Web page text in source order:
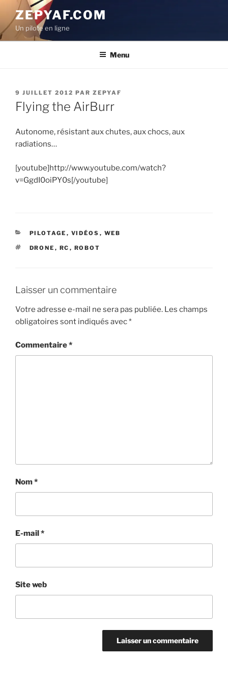
contenu
principal
ZEPYAF.COM
Un pilote en ligne
Menu
PUBLIÉ
LE
9 JUILLET 2012 PAR ZEPYAF
Flying the AirBurr
Autonome, résistant aux chutes, aux chocs, aux
radiations…
[youtube]http://www.youtube.com/watch?
v=GgdI0oiPY0s[/youtube]
CATÉGORIES
PILOTAGE , VIDÉOS , WEB
ÉTIQUETTES
DRONE , RC , ROBOT
Laisser un commentaire
Votre adresse e-mail ne sera pas publiée. Les champs
obligatoires sont indiqués avec*
Commentaire*
Nom*
E-mail*
Site web